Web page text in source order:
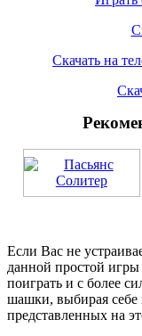
Скачать на
Если Вас не
данной простой
поиграть и с более
шашки, выбирая себе
представленных на